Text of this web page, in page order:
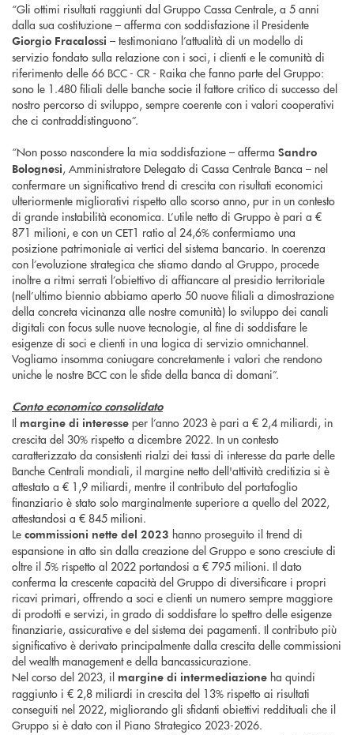
“Gli ottimi risultati raggiunti dal Gruppo Cassa Centrale, a 5 anni
dalla sua costituzione – afferma con soddisfazione il Presidente
Giorgio Fracalossi – testimoniano l’attualità di un modello di
servizio fondato sulla relazione con i soci, i clienti e le comunità di
riferimento delle 66 BCC - CR - Raika che fanno parte del Gruppo:
sono le 1.480 filiali delle banche socie il fattore critico di successo del
nostro percorso di sviluppo, sempre coerente con i valori cooperativi
che ci contraddistinguono”.
“Non posso nascondere la mia soddisfazione – afferma Sandro
Bolognesi, Amministratore Delegato di Cassa Centrale Banca – nel
confermare un significativo trend di crescita con risultati economici
ulteriormente migliorativi rispetto allo scorso anno, pur in un contesto
di grande instabilità economica. L’utile netto di Gruppo è pari a €
871 milioni, e con un CET1 ratio al 24,6% confermiamo una
posizione patrimoniale ai vertici del sistema bancario. In coerenza
con l’evoluzione strategica che stiamo dando al Gruppo, procede
inoltre a ritmi serrati l’obiettivo di affiancare al presidio territoriale
(nell’ultimo biennio abbiamo aperto 50 nuove filiali a dimostrazione
della concreta vicinanza alle nostre comunità) lo sviluppo dei canali
digitali con focus sulle nuove tecnologie, al fine di soddisfare le
esigenze di soci e clienti in una logica di servizio omnichannel.
Vogliamo insomma coniugare concretamente i valori che rendono
uniche le nostre BCC con le sfide della banca di domani”.
Conto economico consolidato
Il margine di interesse per l’anno 2023 è pari a € 2,4 miliardi, in
crescita del 30% rispetto a dicembre 2022. In un contesto
caratterizzato da consistenti rialzi dei tassi di interesse da parte delle
Banche Centrali mondiali, il margine netto dell'attività creditizia si è
attestato a € 1,9 miliardi, mentre il contributo del portafoglio
finanziario è stato solo marginalmente superiore a quello del 2022,
attestandosi a € 845 milioni.
Le commissioni nette del 2023 hanno proseguito il trend di
espansione in atto sin dalla creazione del Gruppo e sono cresciute di
oltre il 5% rispetto al 2022 portandosi a € 795 milioni. Il dato
conferma la crescente capacità del Gruppo di diversificare i propri
ricavi primari, offrendo a soci e clienti un numero sempre maggiore
di prodotti e servizi, in grado di soddisfare lo spettro delle esigenze
finanziarie, assicurative e del sistema dei pagamenti. Il contributo più
significativo è derivato principalmente dalla crescita delle commissioni
del wealth management e della bancassicurazione.
Nel corso del 2023, il margine di intermediazione ha quindi
raggiunto i € 2,8 miliardi in crescita del 13% rispetto ai risultati
conseguiti nel 2022, migliorando gli sfidanti obiettivi reddituali che il
Gruppo si è dato con il Piano Strategico 2023-2026.